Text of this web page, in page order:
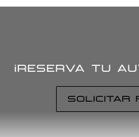
¡RESERVA TU
SOLICITAR